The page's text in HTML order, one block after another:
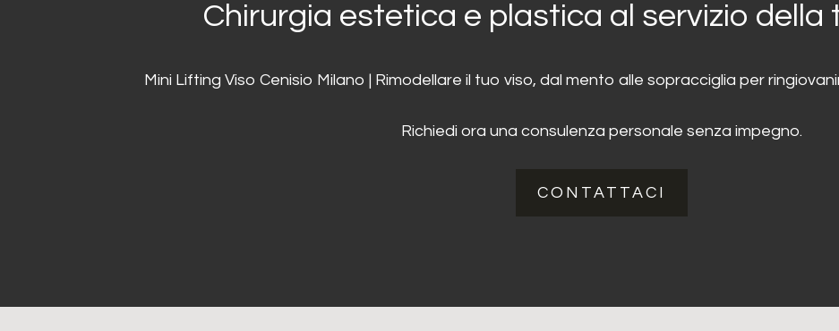
Chirurgia estetica e plastica al servizio della
Mini Lifting Viso Cenisio Milano | Rimodellare il tuo viso, dal mento alle sopracciglia per
Richiedi ora una consulenza personale senza impegno.
CONTATTACI